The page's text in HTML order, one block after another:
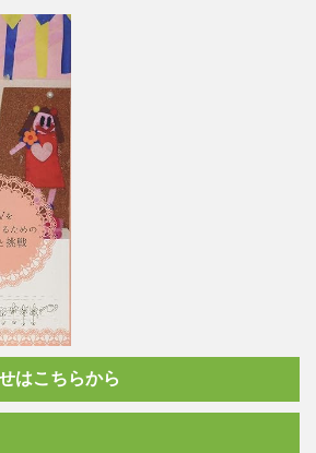
はこちらから